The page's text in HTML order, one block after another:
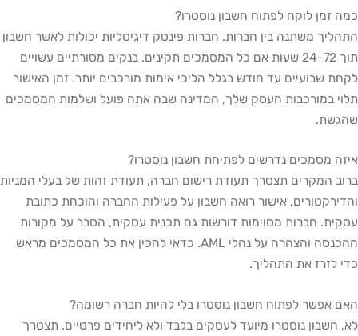
כמה זמן לוקח לפתוח חשבון נוסטרו?
התהליך משתנה בין חברות. חברות פינטק דיגיטליות יכולות לאשר חשבון
תוך 24-72 שעות אם כל המסמכים תקינים. בנקים מסורתיים עשויים
לקחת שבועיים עד חודש בגלל הליכי אימות מורכבים יותר. זמן האישור
תלוי במורכבות העסק שלך, המדינה שבה אתה פועל ושלמות המסמכים
שהגשת.
איזה מסמכים נדרשים לפתיחת חשבון נוסטרו?
ברוב המקרים תצטרך תעודת רישום חברה, תעודת זהות של בעלי המניות
והדירקטורים, אישור רואה חשבון על פעילות החברה והוכחת כתובת
עסקית. חברות מסוימות דורשות גם תכנית עסקית, הסבר על מקורות
ההכנסה והצהרה על נהלי AML. כדאי להכין את כל המסמכים מראש
כדי לזרז את התהליך.
האם אפשר לפתוח חשבון נוסטרו בלי להיות חברה רשומה?
לא, חשבון נוסטרו מיועד לעסקים בלבד ולא ליחידים פרטיים. תצטרך